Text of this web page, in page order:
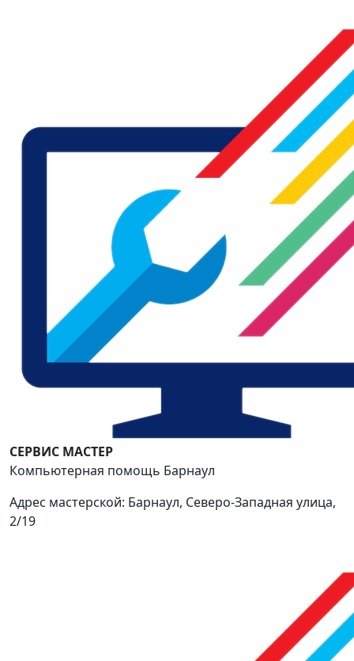
СЕРВИС МАСТЕР
Компьютерная помощь Барнаул
Адрес мастерской: Барнаул, Северо-Западная улица,
2/19